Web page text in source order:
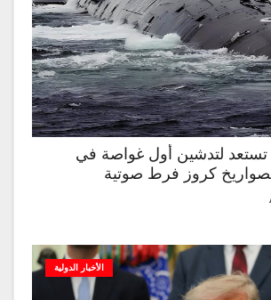
تستعد لتدشين أول غواصة في
بصواريخ كروز فرط صوتية
الأخبار الدولية